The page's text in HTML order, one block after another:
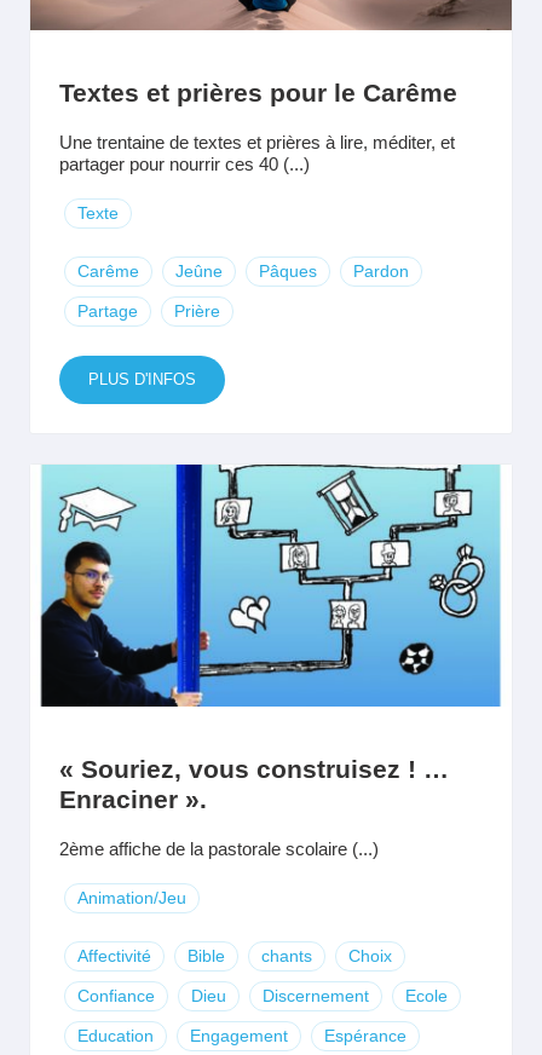
Textes et prières pour le Carême
Une trentaine de textes et prières à lire, méditer, et
partager pour nourrir ces 40 (...)
Texte
Carême Jeûne Pâques Pardon
Partage Prière
PLUS D'INFOS
« Souriez, vous construisez ! …
Enraciner ».
2ème affiche de la pastorale scolaire (...)
Animation/Jeu
Affectivité Bible chants Choix
Confiance Dieu Discernement Ecole
Education Engagement Espérance